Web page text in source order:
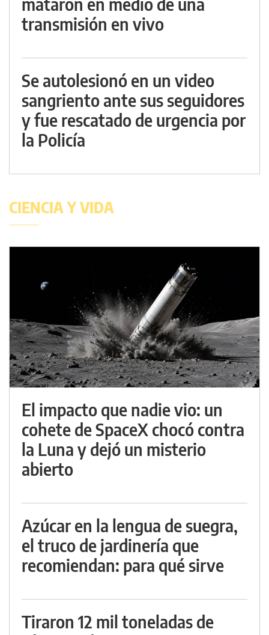
transmisión en vivo
Se autolesionó en un video
sangriento ante sus seguidores
y fue rescatado de urgencia por
la Policía
CIENCIA Y VIDA
El impacto que nadie vio: un
cohete de SpaceX chocó contra
la Luna y dejó un misterio
abierto
Azúcar en la lengua de suegra,
el truco de jardinería que
recomiendan: para qué sirve
Tiraron 12 mil toneladas de